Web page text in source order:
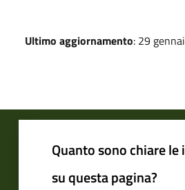
Ultimo aggiornamento: 29
Quanto sono chiare
su questa pagina?